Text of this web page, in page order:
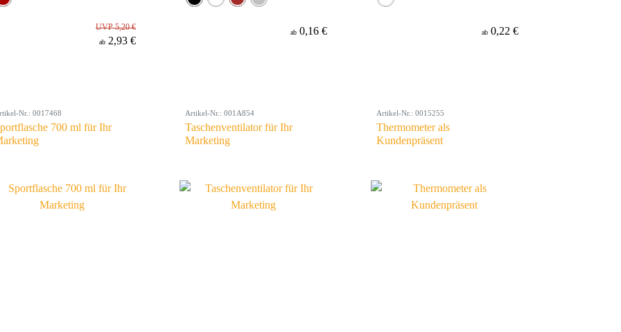
UVP 5,20 €
ab 2,93 €
ab 0,16 € ab 0,22 €
Nr.: 0017468
700 ml für Ihr
Artikel-Nr.: 001A854
Taschenventilator für Ihr
Marketing
Artikel-Nr.: 0015255
Thermometer als
Kundenpräsent